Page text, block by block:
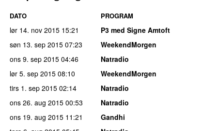
DATO PROGRAM
lør 14. nov 2015 15:21
P3 med Signe Amtoft
søn 13. sep 2015 07:23
WeekendMorgen
ons 9. sep 2015 04:46
Natradio
lør 5. sep 2015 08:10
WeekendMorgen
tirs 1. sep 2015 02:14
Natradio
ons 26. aug 2015 00:53
Natradio
ons 19. aug 2015 11:21
Gandhi